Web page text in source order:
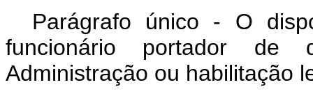
Parágrafo único - O
funcionário portador de
Administração ou habilitação